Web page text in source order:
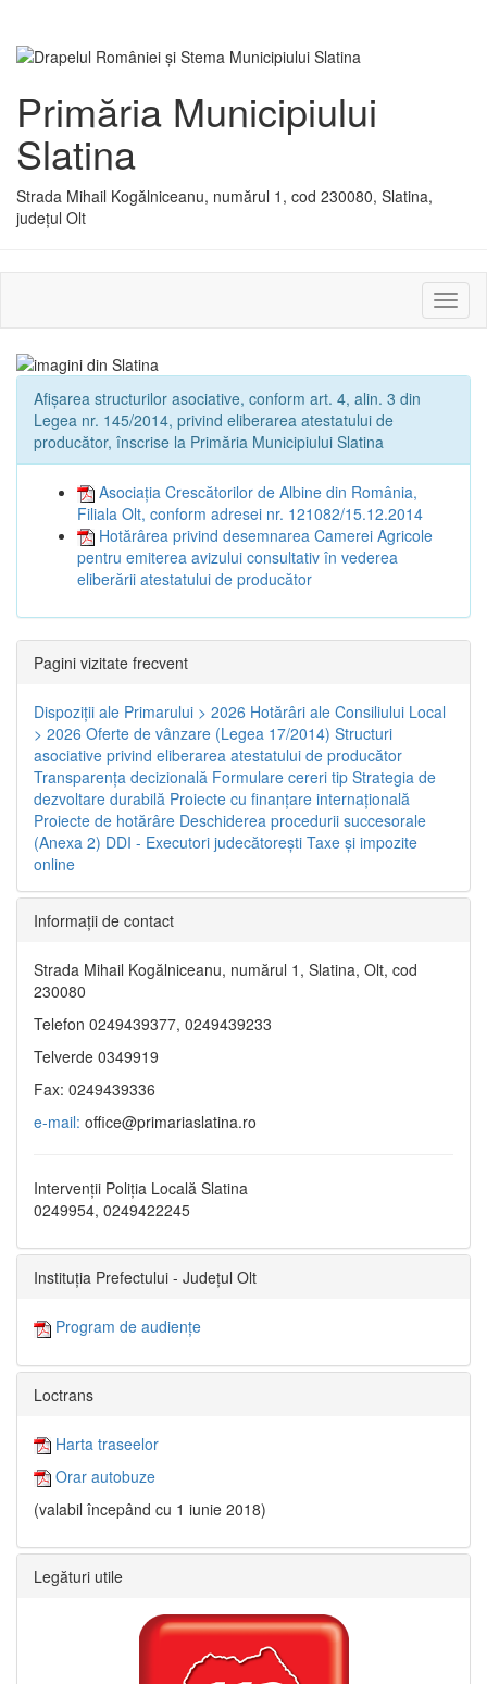
Primăria Municipiului
Slatina
Strada Mihail Kogălniceanu, numărul 1, cod 230080, Slatina,
județul Olt
sau
Afișarea structurilor asociative, conform art. 4, alin. 3 din
Legea nr. 145/2014, privind eliberarea atestatului de
producător, înscrise la Primăria Municipiului Slatina
Asociația Crescătorilor de Albine din România,
Filiala Olt, conform adresei nr. 121082/15.12.2014
Hotărârea privind desemnarea Camerei Agricole
pentru emiterea avizului consultativ în vederea
eliberării atestatului de producător
Pagini vizitate frecvent
Dispoziţii ale Primarului > 2026 Hotărâri ale Consiliului Local
> 2026 Oferte de vânzare (Legea 17/2014) Structuri
asociative privind eliberarea atestatului de producător
Transparenţa decizională Formulare cereri tip Strategia de
dezvoltare durabilă Proiecte cu finanţare internaţională
Proiecte de hotărâre Deschiderea procedurii succesorale
(Anexa 2) DDI - Executori judecătorești Taxe şi impozite
online
Informaţii de contact
Strada Mihail Kogălniceanu, numărul 1, Slatina, Olt, cod
230080
Telefon 0249439377, 0249439233
Telverde 0349919
Fax: 0249439336
e-mail: office@primariaslatina.ro
Intervenții Poliția Locală Slatina
0249954, 0249422245
Instituția Prefectului - Județul Olt
Program de audiențe
Loctrans
Harta traseelor
Orar autobuze
(valabil începând cu 1 iunie 2018)
Legături utile